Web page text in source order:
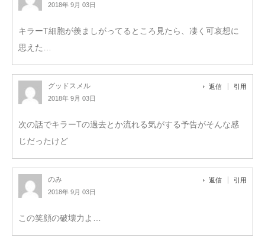
2018年 9月 03日
キラーT細胞が羨ましがってるところ見たら、凄く可哀想に
思えた…
グッドスメル
2018年 9月 03日
返信 引用
次の話でキラーTの過去とか流れる気がする予告がそんな感
じだったけど
のみ
2018年 9月 03日
返信 引用
この笑顔の破壊力よ…